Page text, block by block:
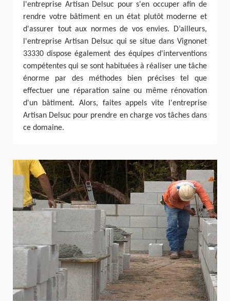
l'entreprise Artisan Delsuc pour s'en occuper afin de
rendre votre bâtiment en un état plutôt moderne et
d'assurer tout aux normes de vos envies. D’ailleurs,
l'entreprise Artisan Delsuc qui se situe dans Vignonet
33330 dispose également des équipes d'interventions
compétentes qui se sont habituées à réaliser une tâche
énorme par des méthodes bien précises tel que
effectuer une réparation saine ou même rénovation
d'un bâtiment. Alors, faites appels vite l'entreprise
Artisan Delsuc pour prendre en charge vos tâches dans
ce domaine.